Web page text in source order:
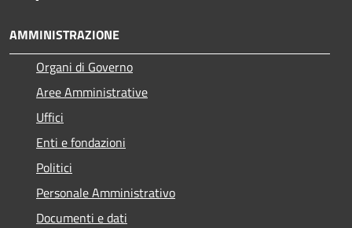
AMMINISTRAZIONE
Organi di Governo
Aree Amministrative
Uffici
Enti e fondazioni
Politici
Personale Amministrativo
Documenti e dati